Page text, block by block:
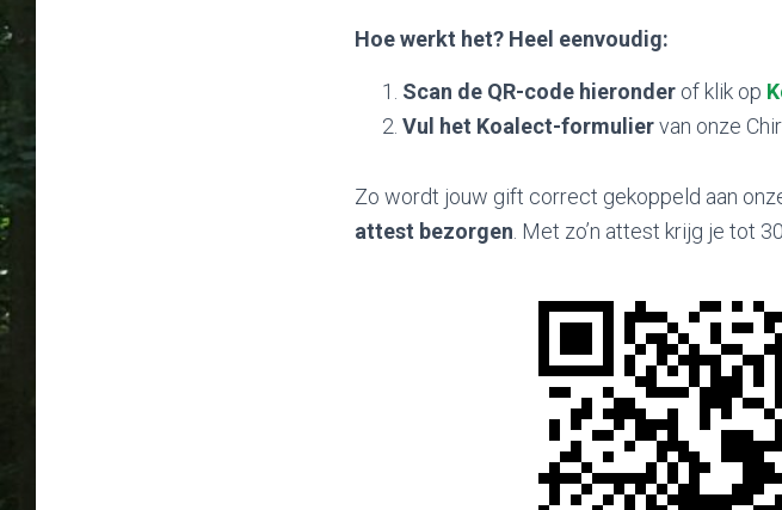
Hoe werkt het? Heel eenvoudig:
Scan de QR-code hieronder of klik op
Vul het Koalect-formuliervan onze
Zo wordt jouw gift correct gekoppeld aan
attest bezorgen . Met zo’n attest krijg je tot